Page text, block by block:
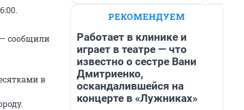
сообщили
в
РЕКОМЕНДУЕМ
Работает в клинике и
играет в театре — что
известно о сестре Вани
Дмитриенко,
оскандалившейся на
концерте в «Лужниках»